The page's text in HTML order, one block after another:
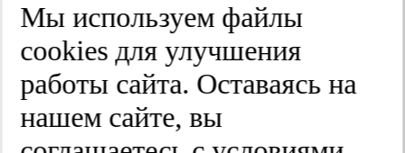
Улица
Квартира
Мы используем файлы
cооkies для улучшения
работы сайта. Оставаясь на
нашем сайте, вы